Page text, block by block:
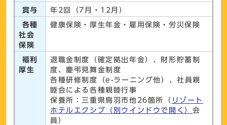
賞与 年2回（7月・12月）
各種
社会
保険
健康保険・厚生年金・雇用保険・労災保険
福利
厚生
退職金制度（確定拠出年金）、財形貯蓄制
度、慶弔見舞金制度
各種研修制度（e-ラーニング他）、社員親
睦会による各種親睦行事
保養所：三重県鳥羽市他26箇所（ リゾート
ホテルエクシブ （別ウインドウで開く） 会
員）